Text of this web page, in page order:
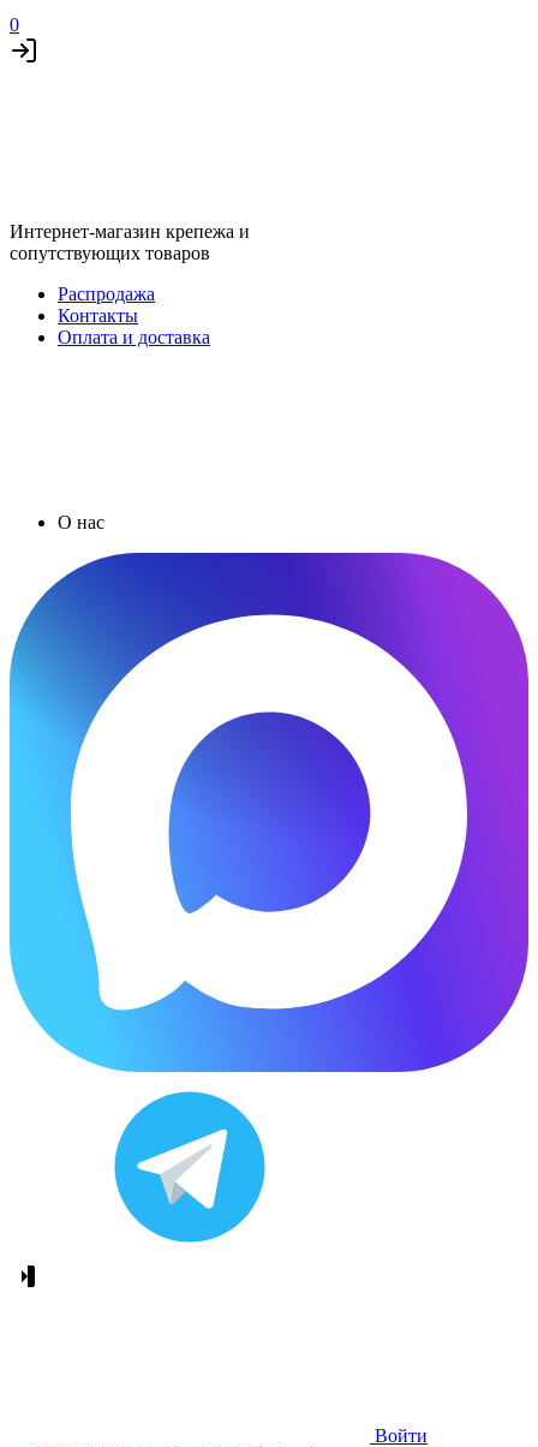
0
Интернет-магазин крепежа и
сопутствующих товаров
Распродажа
Контакты
Оплата и доставка
О нас
Войти